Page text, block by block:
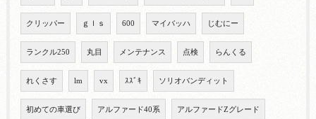
クリッパー ｇｌｓ 600 マイバッハ じむにー
ランクル250 丸目 メンテナンス 点検 らんくる
れくさす lm vx ｽｽﾞｷ ソリオバンディット
初めての車選び アルファード40系 アルファードZグレード